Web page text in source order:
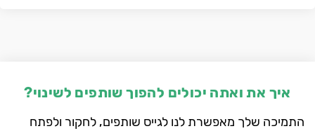
איך את ואתה יכולים להפוך שותפים לשינוי?
התמיכה שלך מאפשרת לנו לגייס שותפים, לחקור ולפתח